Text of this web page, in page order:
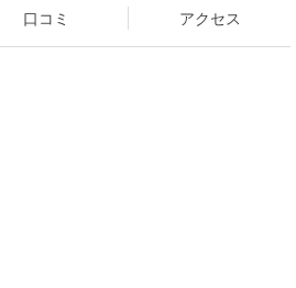
口コミ アクセス